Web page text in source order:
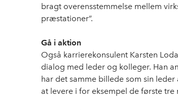
bragt overensstemmelse mellem
præstationer”.
Gå i aktion
Også karrierekonsulent Karsten
dialog med leder og kolleger. Han
har det samme billede som sin
at levere i for eksempel de første tre